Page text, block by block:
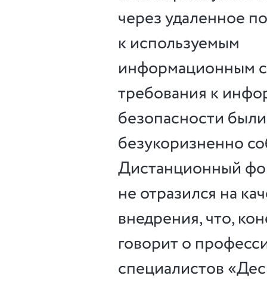
через удаленное
к используемым
информационным
требования к
безопасности были
безукоризненно
Дистанционный
не отразился на
внедрения, что,
говорит о
специалистов